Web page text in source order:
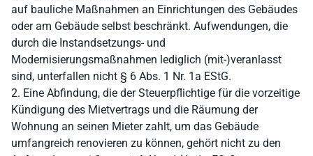
auf bauliche Maßnahmen an Einrichtungen des Gebäudes
oder am Gebäude selbst beschränkt. Aufwendungen, die
durch die Instandsetzungs- und
Modernisierungsmaßnahmen lediglich (mit-)veranlasst
sind, unterfallen nicht § 6 Abs. 1 Nr. 1a EStG.
2. Eine Abfindung, die der Steuerpflichtige für die vorzeitige
Kündigung des Mietvertrags und die Räumung der
Wohnung an seinen Mieter zahlt, um das Gebäude
umfangreich renovieren zu können, gehört nicht zu den